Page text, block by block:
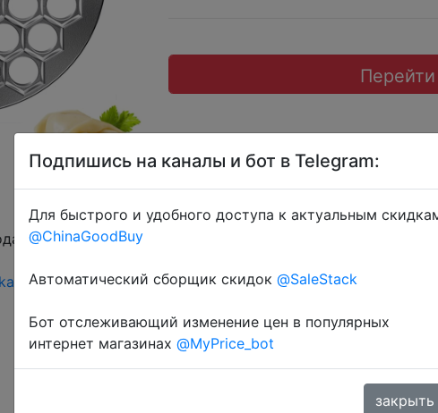
через розділ монет.
Подпишись на каналы и бот в Telegram:
Для быстрого и удобного доступа к актуальным
@ChinaGoodBuy
Автоматический сборщик скидок @SaleStack
Бот отслеживающий изменение цен в популярных
интернет магазинах @MyPrice_bot
закрыть